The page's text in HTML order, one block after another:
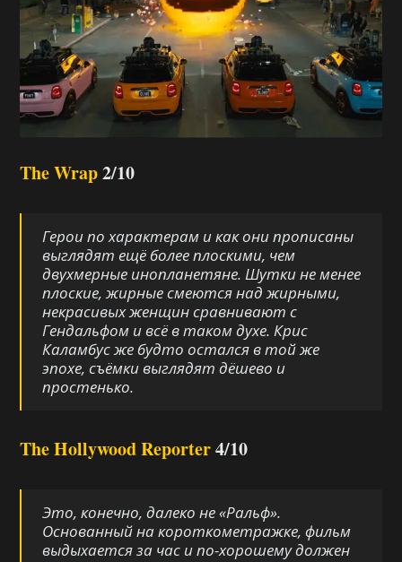
The Wrap2/10
Герои по характерам и как они прописаны
выглядят ещё более плоскими, чем
двухмерные инопланетяне. Шутки не менее
плоские, жирные смеются над жирными,
некрасивых женщин сравнивают с
Гендальфом и всё в таком духе. Крис
Каламбус же будто остался в той же
эпохе, съёмки выглядят дёшево и
простенько.
The Hollywood Reporter4/10
Это, конечно, далеко не «Ральф».
Основанный на короткометражке, фильм
выдыхается за час и по-хорошему должен